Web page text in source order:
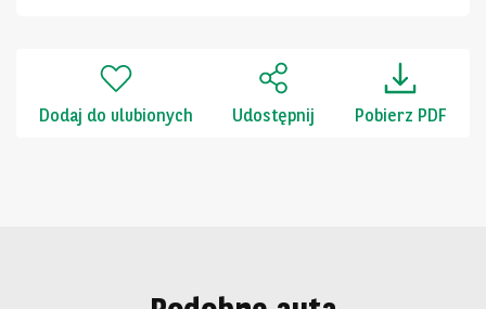
Dodaj do ulubionych Udostępnij Pobierz PDF